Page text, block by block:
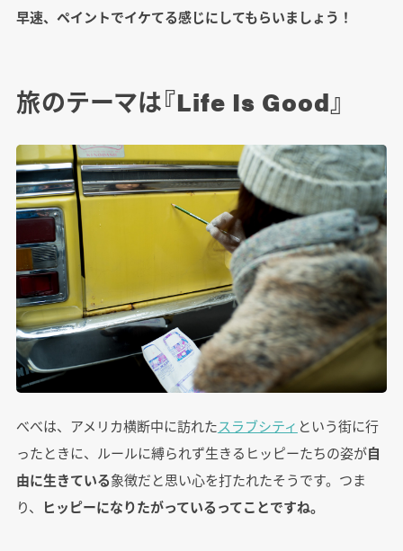
早速、ペイントでイケてる感じにしてもらいましょう！
旅のテーマは『Life Is Good』
べべは、アメリカ横断中に訪れたスラブシティ という街に行
ったときに、ルールに縛られず生きるヒッピーたちの姿が自
由に生きている象徴だと思い心を打たれたそうです。つま
り、
ヒッピーになりたがっているってことですね。